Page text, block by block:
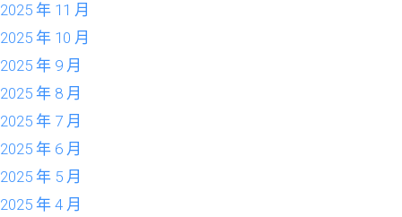
2025 年 11 月
2025 年 10 月
2025 年 9 月
2025 年 8 月
2025 年 7 月
2025 年 6 月
2025 年 5 月
2025 年 4 月